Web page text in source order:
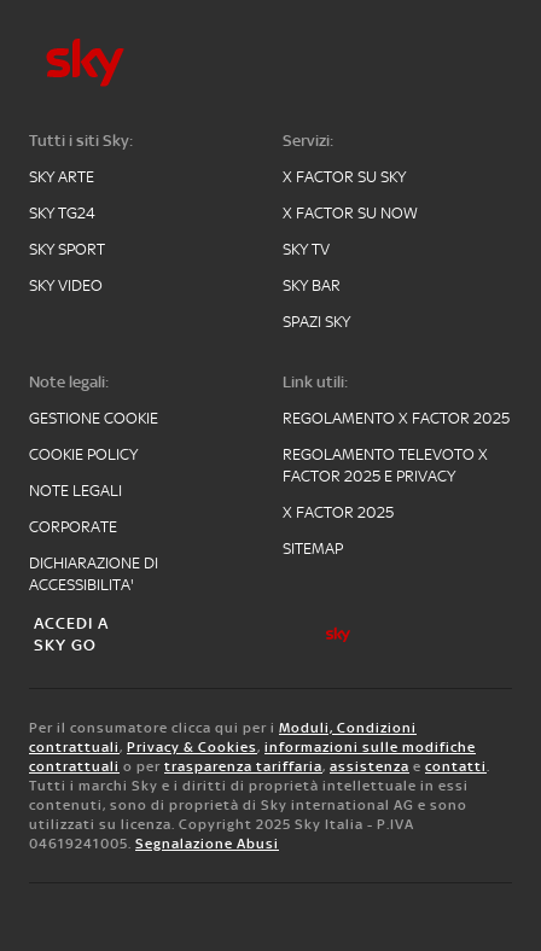
Tutti i siti Sky:
SKY ARTE
SKY TG24
SKY SPORT
SKY VIDEO
Servizi:
X FACTOR SU SKY
X FACTOR SU NOW
SKY TV
SKY BAR
SPAZI SKY
Note legali:
GESTIONE COOKIE
COOKIE POLICY
NOTE LEGALI
CORPORATE
DICHIARAZIONE DI
ACCESSIBILITA'
Link utili:
REGOLAMENTO X FACTOR 2025
REGOLAMENTO TELEVOTO X
FACTOR 2025 E PRIVACY
X FACTOR 2025
SITEMAP
ACCEDI A
SKY GO
Per il consumatore clicca qui per i Moduli, Condizioni
contrattuali, Privacy & Cookies, informazioni sulle modifiche
contrattuali o per trasparenza tariffaria, assistenza e contatti.
Tutti i marchi Sky e i diritti di proprietà intellettuale in essi
contenuti, sono di proprietà di Sky international AG e sono
utilizzati su licenza. Copyright 2025 Sky Italia - P.IVA
04619241005. Segnalazione Abusi